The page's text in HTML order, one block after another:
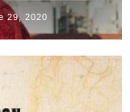
29, 2020